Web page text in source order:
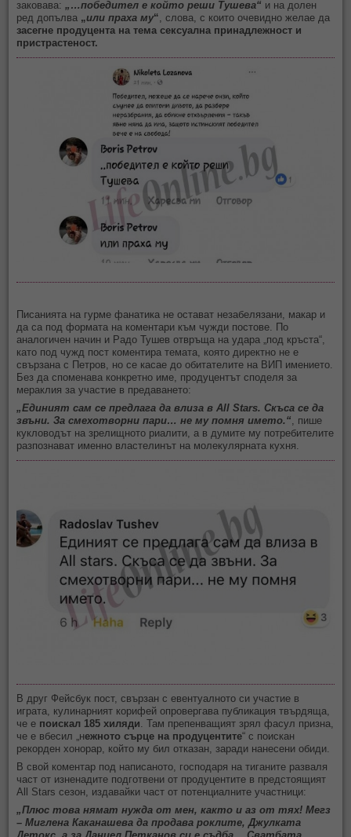
заковава: „…победител е който реши Тушева“ и на долен
ред допълва „или праха му“ , слова, с които очевидно желае да
засегне продуцента на тема сексуална принадлежност и
пристрастеност.
Писанията на гурме фанатика не остават незабелязани, макар и
да са под формата на коментари към чужди постове. По
аналогичен начин и Радо Тушев отвръща на удара „под кръста“,
като под чужд пост коментира темата, която директно не е
свързана с Петров, но се касае до обитателите на ВИП имението.
Без да споменава конкретно име, продуцентът споделя за
мераклия за участие в предаването:
„Единият сам се предлага да влиза в All Stars. Скъса се да
звъни. За смехотворни пари… не му помня името.“ , пише
кукловодът на зрелищното риалити, а в думите му потребителите
разпознават именно властелинът на молекулярната кухня.
В друг Фейсбук пост, свързан с евентуалното си участие в
играта, кулинарният корифей опровергава публикация твърдяща,
че е поискал 185 хиляди . Там препенващият зрял фасул призна,
че е вбесил „нежното сърце на продуцентите“ с поискан
рекорден хонорар, който му бил отказан, заради нанесени обиди.
В свой коментар под написаното, господаря на тиганите разваля
част от изненадите подготвени от продуцентите в предстоящият
All Stars сезон, издавайки част от потенциалните участници:
„Плюс това нямат нужда от мен, както и аз от тях! Мегз
– Миглена Каканашева да продава роклите, Джулката